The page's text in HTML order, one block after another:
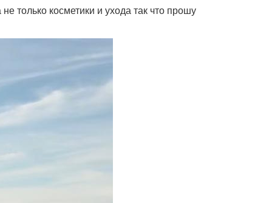
только косметики и ухода так что прошу